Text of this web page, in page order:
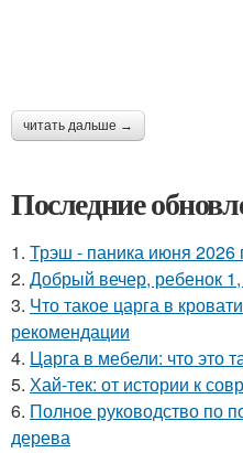
читать дальше →
Последние
1. Трэш - паника июня 2026
2. Добрый вечер, ребенок
3. Что такое царга в
рекомендации
4. Царга в мебели: что это
5. Хай-тек: от истории к
6. Полное руководство по
дерева